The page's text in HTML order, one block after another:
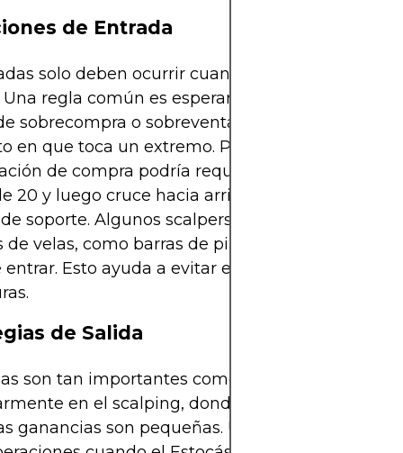
de Entrada
solo deben ocurrir cuando se alinean
Una regla común es esperar a que el Estocástico
sobrecompra o sobreventa, en lugar de actuar
en que toca un extremo. Por ejemplo, una
de compra podría requerir que el oscilador
20 y luego cruce hacia arriba, mientras el
soporte. Algunos scalpers añaden
de velas, como barras de pin o formaciones
entrar. Esto ayuda a evitar entradas en señales
de Salida
son tan importantes como las entradas,
en el scalping, donde el tiempo de
ganancias son pequeñas. Una regla básica de